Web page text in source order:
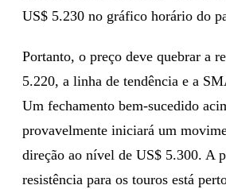
US$ 5.230 no gráfico horário do
Portanto, o preço deve quebrar a
5.220, a linha de tendência e a
Um fechamento bem-sucedido
provavelmente iniciará um
direção ao nível de US$ 5.300. A
resistência para os touros está